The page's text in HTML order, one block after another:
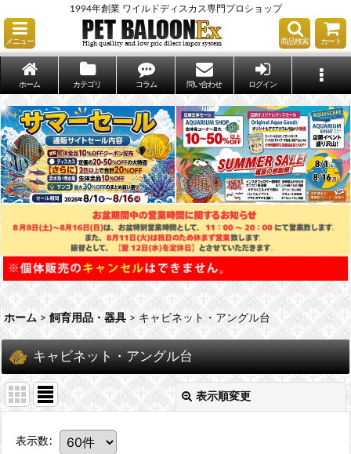
1994年創業 ワイルドディスカス専門プロショップ
メニュー 商品検索 カート
ホーム カテゴリ コラム 問い合わせ ログイン
ホーム > 飼育用品・器具 > キャビネット・アングル台
キャビネット・アングル台
表示順変更
表示数 :